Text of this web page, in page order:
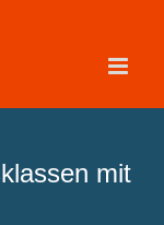
mit